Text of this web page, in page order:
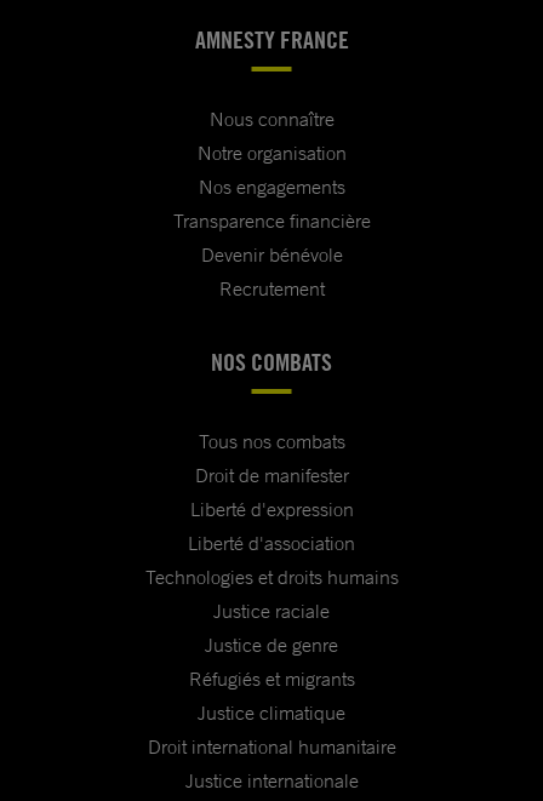
AMNESTY FRANCE
Nous connaître
Notre organisation
Nos engagements
Transparence financière
Devenir bénévole
Recrutement
NOS COMBATS
Tous nos combats
Droit de manifester
Liberté d'expression
Liberté d'association
Technologies et droits humains
Justice raciale
Justice de genre
Réfugiés et migrants
Justice climatique
Droit international humanitaire
Justice internationale